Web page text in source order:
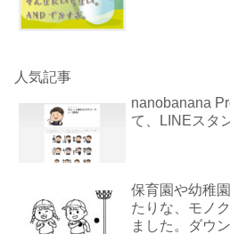
人気記事
nanobanana
て、LINEスタ
保育園や幼稚
たりな、モノ
ました。ダウ